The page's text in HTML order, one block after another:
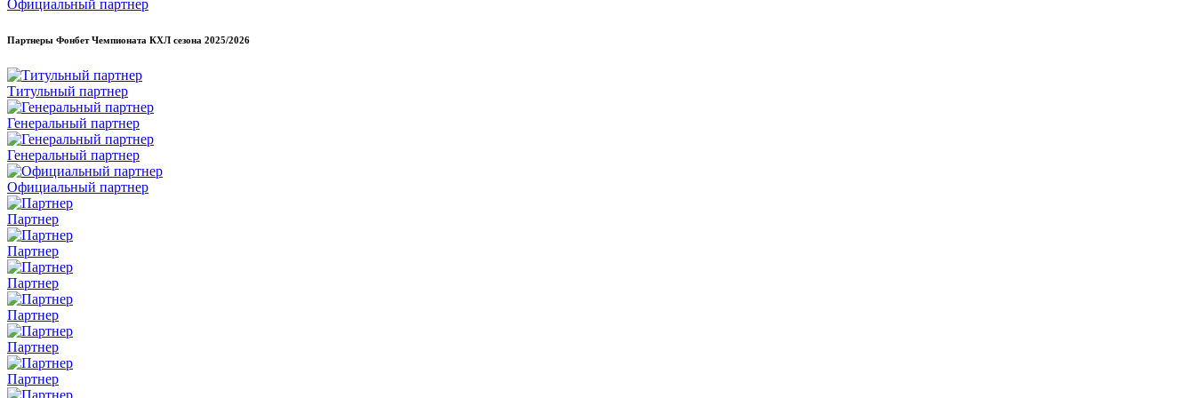
Официальный партнер
Партнеры Фонбет Чемпионата КХЛ сезона 2025/2026
Титульный партнер
Генеральный партнер
Генеральный партнер
Официальный партнер
Партнер
Партнер
Партнер
Партнер
Партнер
Партнер